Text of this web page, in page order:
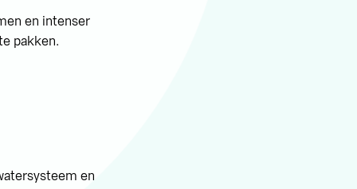
en intenser
pakken.
en